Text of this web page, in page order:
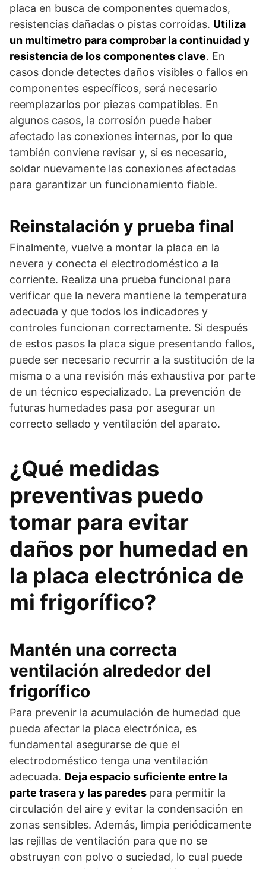
placa en busca de componentes quemados,
resistencias dañadas o pistas corroídas. Utiliza
un multímetro para comprobar la continuidad y
resistencia de los componentes clave. En
casos donde detectes daños visibles o fallos en
componentes específicos, será necesario
reemplazarlos por piezas compatibles. En
algunos casos, la corrosión puede haber
afectado las conexiones internas, por lo que
también conviene revisar y, si es necesario,
soldar nuevamente las conexiones afectadas
para garantizar un funcionamiento fiable.
Reinstalación y prueba final
Finalmente, vuelve a montar la placa en la
nevera y conecta el electrodoméstico a la
corriente. Realiza una prueba funcional para
verificar que la nevera mantiene la temperatura
adecuada y que todos los indicadores y
controles funcionan correctamente. Si después
de estos pasos la placa sigue presentando fallos,
puede ser necesario recurrir a la sustitución de la
misma o a una revisión más exhaustiva por parte
de un técnico especializado. La prevención de
futuras humedades pasa por asegurar un
correcto sellado y ventilación del aparato.
¿Qué medidas
preventivas puedo
tomar para evitar
daños por humedad en
la placa electrónica de
mi frigorífico?
Mantén una correcta
ventilación alrededor del
frigorífico
Para prevenir la acumulación de humedad que
pueda afectar la placa electrónica, es
fundamental asegurarse de que el
electrodoméstico tenga una ventilación
adecuada. Deja espacio suficiente entre la
parte trasera y las paredes para permitir la
circulación del aire y evitar la condensación en
zonas sensibles. Además, limpia periódicamente
las rejillas de ventilación para que no se
obstruyan con polvo o suciedad, lo cual puede